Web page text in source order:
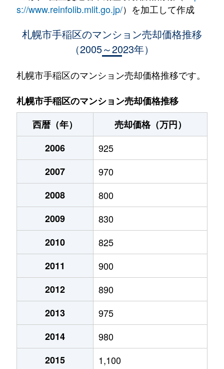
1,300万円 稲穂
稲穂３条
1,100万円 稲穂
徒歩9分
稲穂３条
1,400万円 稲穂
新発寒５条
1,700万円 稲積公園
手稲本町１条
2,400万円
手稲本町２条
3,000万円
手稲本町２条
2,500万円
手稲本町３条
2,400万円
富丘２条
2,500万円
富丘２条
1,100万円
富丘２条
1,600万円
富丘２条
1,400万円
富丘２条
2,000万円
西宮の沢６条
2,200万円
s://www.reinfolib.mlit.go.jp/）を加工して作成
札幌市手稲区のマンション売却価格推移
（2005～2023年）
札幌市手稲区のマンション売却価格推移です。
札幌市手稲区のマンション売却価格推移
西暦（年）
売却価格（万円）
2006
925
2007
970
2008
800
2009
830
2010
825
2011
900
2012
890
2013
975
2014
980
2015
1,100